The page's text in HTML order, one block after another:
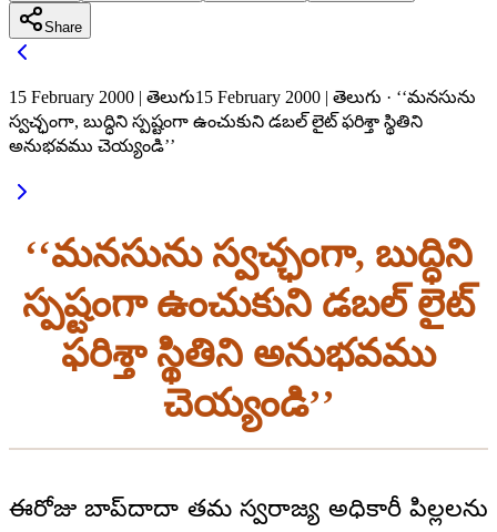
Share
15 February 2000 | తెలుగు15 February 2000 | తెలుగు · ‘‘మనసును
స్వచ్ఛంగా, బుద్ధిని స్పష్టంగా ఉంచుకుని డబల్ లైట్ ఫరిశ్తా స్థితిని
అనుభవము చెయ్యండి’’
‘‘మనసును స్వచ్ఛంగా, బుద్ధిని
స్పష్టంగా ఉంచుకుని డబల్ లైట్
ఫరిశ్తా స్థితిని అనుభవము
చెయ్యండి’’
ఈరోజు బాప్‌దాదా తమ స్వరాజ్య అధికారీ పిల్లలను